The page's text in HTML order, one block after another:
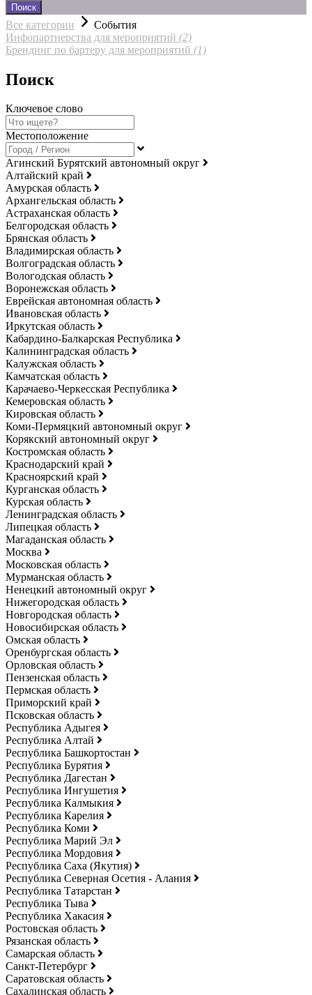
Поиск
Все категории
События
Инфопартнерства для мероприятий (2)
Брендинг по бартеру для мероприятий (1)
Поиск
Ключевое слово
Местоположение
Агинский Бурятский автономный округ
Алтайский край
Амурская область
Архангельская область
Астраханская область
Белгородская область
Брянская область
Владимирская область
Волгоградская область
Вологодская область
Воронежская область
Еврейская автономная область
Ивановская область
Иркутская область
Кабардино-Балкарская Республика
Калининградская область
Калужская область
Камчатская область
Карачаево-Черкесская Республика
Кемеровская область
Кировская область
Коми-Пермяцкий автономный округ
Корякский автономный округ
Костромская область
Краснодарский край
Красноярский край
Курганская область
Курская область
Ленинградская область
Липецкая область
Магаданская область
Москва
Московская область
Мурманская область
Ненецкий автономный округ
Нижегородская область
Новгородская область
Новосибирская область
Омская область
Оренбургская область
Орловская область
Пензенская область
Пермская область
Приморский край
Псковская область
Республика Адыгея
Республика Алтай
Республика Башкортостан
Республика Бурятия
Республика Дагестан
Республика Ингушетия
Республика Калмыкия
Республика Карелия
Республика Коми
Республика Марий Эл
Республика Мордовия
Республика Саха (Якутия)
Республика Северная Осетия - Алания
Республика Татарстан
Республика Тыва
Республика Хакасия
Ростовская область
Рязанская область
Самарская область
Санкт-Петербург
Саратовская область
Сахалинская область